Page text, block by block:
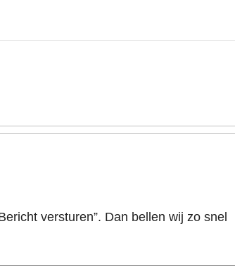
versturen”. Dan bellen wij zo snel